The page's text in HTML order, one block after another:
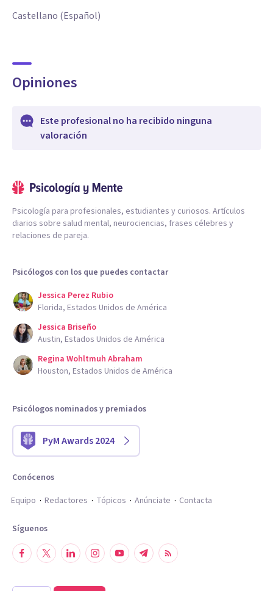
Castellano (Español)
Opiniones
Este profesional no ha recibido ninguna
valoración
Psicología para profesionales, estudiantes y curiosos. Artículos
diarios sobre salud mental, neurociencias, frases célebres y
relaciones de pareja.
Psicólogos con los que puedes contactar
Jessica Perez Rubio
Florida, Estados Unidos de América
Jessica Briseño
Austin, Estados Unidos de América
Regina Wohltmuh Abraham
Houston, Estados Unidos de América
Psicólogos nominados y premiados
PyM Awards 2024
Conócenos
Equipo
Redactores Tópicos Anúnciate Contacta
Síguenos